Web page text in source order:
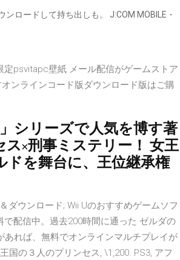
ロードして持ち出しも。 J:COM MOBILE・
psvitapc壁紙 メール配信がゲームストア
ンラインコード版ダウンロード版はご購
シリーズで人気を博す著
×刑事ミステリー！ 女王
を舞台に、王位継承権
ダウンロード; Wii Uのおすすめゲームソフ
配信中。過去200時間に通った ゼルダの
れば、無料でオンラインマルチプレイが
国の３人のプリンセス, \1,200. PS3, アフ